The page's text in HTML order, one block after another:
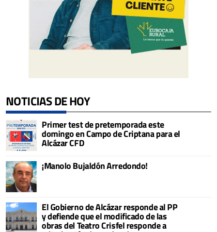
NOTICIAS DE HOY
Primer test de pretemporada este
domingo en Campo de Criptana para el
Alcázar CFD
¡Manolo Bujaldón Arredondo!
El Gobierno de Alcázar responde al PP
y defiende que el modificado de las
obras del Teatro Crisfel responde a